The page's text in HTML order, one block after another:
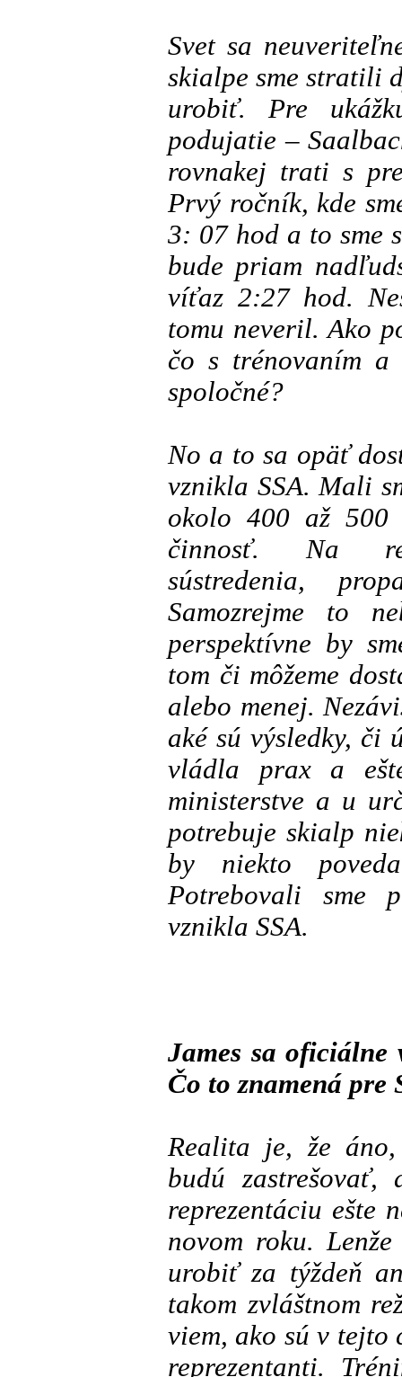
Svet sa
skialpe sme stratili
urobiť. Pre
podujatie –
rovnakej trati s
Prvý ročník, kde
3: 07 hod a to sme
bude priam
víťaz 2:27 hod.
tomu neveril. Ako
čo s trénovaním a
spoločné?
No a to sa opäť
vznikla SSA. Mali
okolo 400 až
činnosť. Na
sústredenia,
Samozrejme to
perspektívne by
tom či môžeme
alebo menej.
aké sú výsledky, či
vládla prax a
ministerstve a u
potrebuje skialp
by niekto
Potrebovali sme
vznikla SSA.
James sa oficiálne
Čo to znamená pre
Realita je, že
budú zastrešovať,
reprezentáciu ešte
novom roku.
urobiť za týždeň
takom zvláštnom
viem, ako sú v
reprezentanti.